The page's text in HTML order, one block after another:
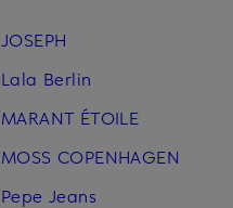
JOSEPH
Lala Berlin
MARANT ÉTOILE
MOSS COPENHAGEN
Pepe Jeans